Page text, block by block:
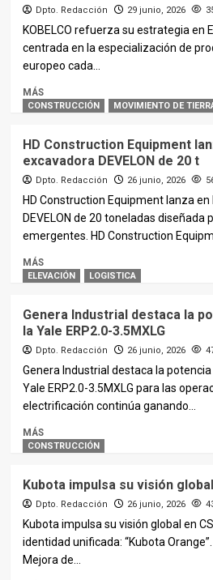
Dpto. Redacción 29 junio, 2026
KOBELCO refuerza su estrategia en
centrada en la especialización de
europeo cada...
MÁS
CONSTRUCCIÓN MOVIMIENTO DE
HD Construction Equipment
excavadora DEVELON de 20 t
Dpto. Redacción 26 junio, 2026
HD Construction Equipment lanza
DEVELON de 20 toneladas diseñada
emergentes. HD Construction
MÁS
ELEVACIÓN LOGISTICA
Genera Industrial destaca la
la Yale ERP2.0-3.5MXLG
Dpto. Redacción 26 junio, 2026
Genera Industrial destaca la
Yale ERP2.0-3.5MXLG para las
electrificación continúa ganando...
MÁS
CONSTRUCCIÓN
Kubota impulsa su visión
Dpto. Redacción 26 junio, 2026
Kubota impulsa su visión global en
identidad unificada: “Kubota
Mejora de...